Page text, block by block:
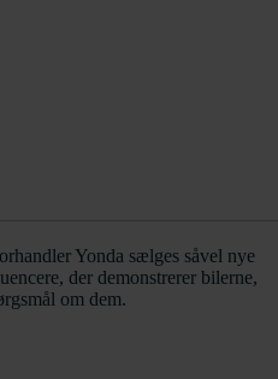
Yonda sælges såvel nye
der demonstrerer bilerne,
om dem.